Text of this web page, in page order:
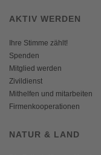
AKTIV WERDEN
Ihre Stimme zählt!
Spenden
Mitglied werden
Zivildienst
Mithelfen und mitarbeiten
Firmenkooperationen
NATUR & LAND